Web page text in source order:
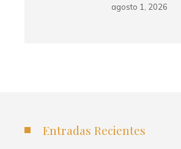
agosto 1, 2026
Entradas Recientes